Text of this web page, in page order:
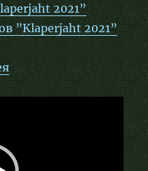
2021”
”Klaperjaht 2021”